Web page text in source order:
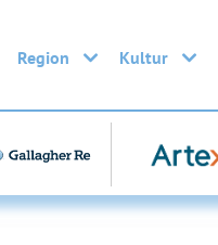
Region Kultur